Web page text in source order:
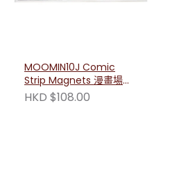
MOOMIN10J Comic
Strip Magnets 漫畫場景
磁鐵貼
HKD $108.00